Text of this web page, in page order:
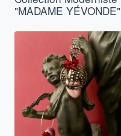
"MADAME YÉVONDE"